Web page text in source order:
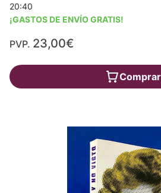
20:40
¡GASTOS DE ENVÍO GRATIS!
PVP. 23,00€
Comprar